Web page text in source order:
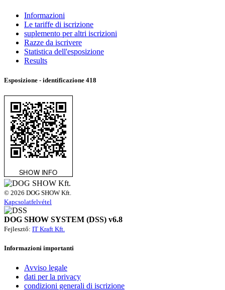
Informazioni
Le tariffe di iscrizione
suplemento per altri iscrizioni
Razze da iscrivere
Statistica dell'esposizione
Results
Esposizione - identificazione 418
© 2026 DOG SHOW Kft.
Kapcsolatfelvétel
DOG SHOW SYSTEM (DSS) v6.8
Fejlesztő: IT Kraft Kft.
Informazioni importanti
Avviso legale
dati per la privacy
condizioni generali di iscrizione